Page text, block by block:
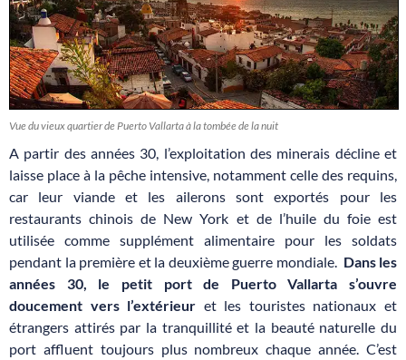
Vue du vieux quartier de Puerto Vallarta à la tombée de la nuit
A partir des années 30, l’exploitation des minerais décline et
laisse place à la pêche intensive, notamment celle des requins,
car leur viande et les ailerons sont exportés pour les
restaurants chinois de New York et de l’huile du foie est
utilisée comme supplément alimentaire pour les soldats
pendant la première et la deuxième guerre mondiale. Dans les
années 30, le petit port de Puerto Vallarta s’ouvre
doucement vers l’extérieur et les touristes nationaux et
étrangers attirés par la tranquillité et la beauté naturelle du
port affluent toujours plus nombreux chaque année. C’est